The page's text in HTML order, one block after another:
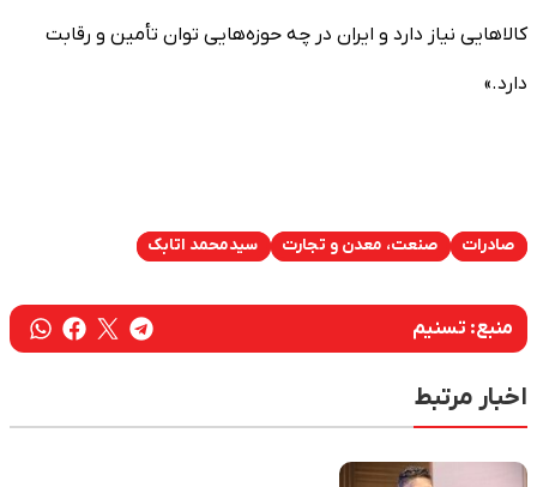
کالاهایی نیاز دارد و ایران در چه حوزه‌هایی توان تأمین و رقابت
دارد.»
صادرات صنعت، معدن و تجارت سیدمحمد اتابک
منبع: تسنیم
اخبار مرتبط